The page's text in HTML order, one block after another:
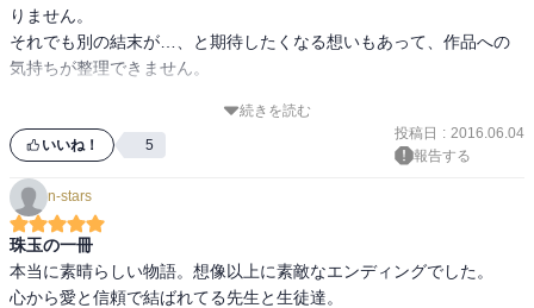
りません。
それでも別の結末が…、と期待したくなる想いもあって、作品への
気持ちが整理できません。
この巻でラストであったとしても問題ない仕上がりではあります
が、この先にこそ作品全体の真価が発揮されるのではないかと望み
願わくは、かつて見たことのない素晴らしいエンディングでありま
すように…。
続きを読む
いいね！ 5
投稿日 : 2016.06.04
報告する
n-stars
珠玉の一冊
本当に素晴らしい物語。想像以上に素敵なエンディングでした。
心から愛と信頼で結ばれてる先生と生徒達。